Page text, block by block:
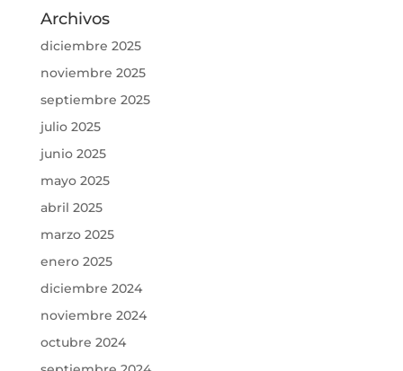
Archivos
diciembre 2025
noviembre 2025
septiembre 2025
julio 2025
junio 2025
mayo 2025
abril 2025
marzo 2025
enero 2025
diciembre 2024
noviembre 2024
octubre 2024